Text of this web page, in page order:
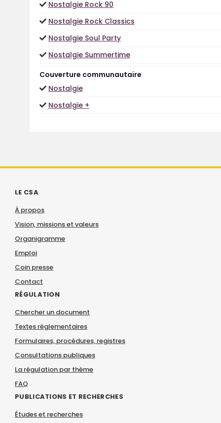
Nostalgie Rock 90
Nostalgie Rock Classics
Nostalgie Soul Party
Nostalgie Summertime
Couverture communautaire
Nostalgie
Nostalgie +
LE CSA
À propos
Vision, missions et valeurs
Organigramme
Emploi
Coin presse
Contact
RÉGULATION
Chercher un document
Textes réglementaires
Formulaires, procédures, registres
Consultations publiques
La régulation par thème
FAQ
PUBLICATIONS ET RECHERCHES
Études et recherches